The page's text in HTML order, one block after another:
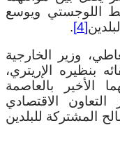
اللوجستي ويوسع
[4]
.
وزير الخارجية
بنظيره الإريتري،
الأخير بالعاصمة
التعاون الاقتصادي
المشتركة للبلدين